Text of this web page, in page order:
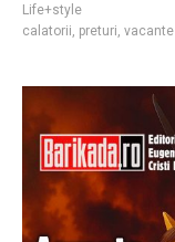
Life+style
calatorii, preturi,